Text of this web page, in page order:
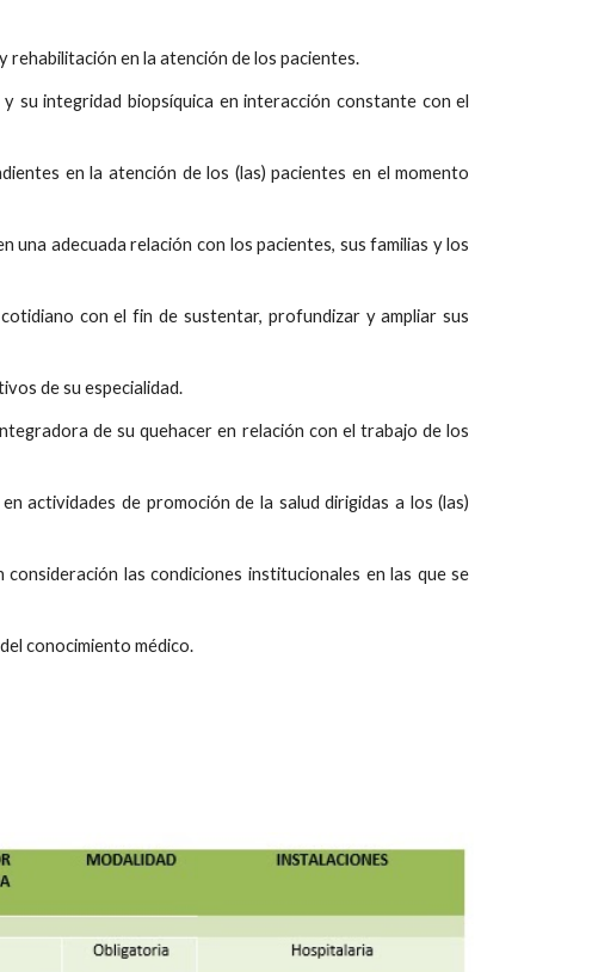
en la atención de los pacientes.
su integridad biopsíquica en interacción constante con el
en la atención de los (las) pacientes en el momento
adecuada relación con los pacientes, sus familias y los
con el fin de sustentar, profundizar y ampliar sus
de su especialidad.
de su quehacer en relación con el trabajo de los
actividades de promoción de la salud dirigidas a los (las)
las condiciones institucionales en las que se
conocimiento médico.